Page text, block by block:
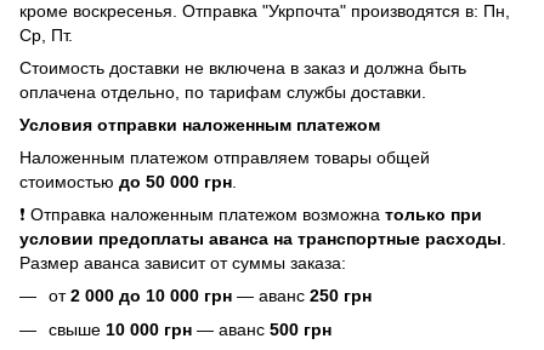
кроме воскресенья. Отправка "Укрпочта" производятся в: Пн,
Ср, Пт.
Стоимость доставки не включена в заказ и должна быть
оплачена отдельно, по тарифам службы доставки.
Условия отправки наложенным платежом
Наложенным платежом отправляем товары общей
стоимостью до 50 000 грн
❗ Отправка наложенным платежом возможна только при
условии предоплаты аванса на транспортные расходы
Размер аванса зависит от суммы заказа:
от2 000 до 10 000 грн — аванс 250 грн
свыше 10 000 грн — аванс 500 грн